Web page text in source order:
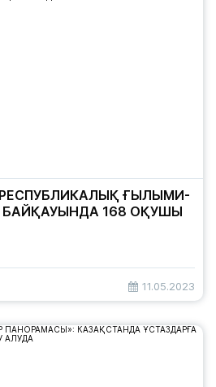
ҒЫЛЫМИ-
168 ОҚУШЫ
11.05.2023